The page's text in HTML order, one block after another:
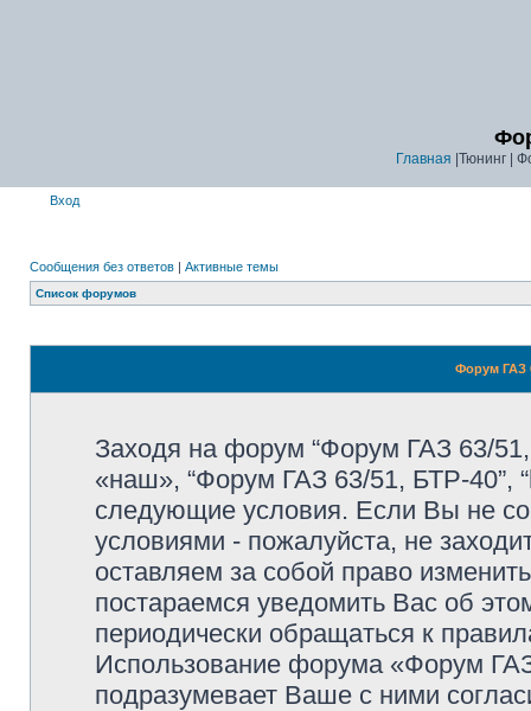
Главная |Тюнинг |
Вход
Сообщения без ответов | Активные темы
Список форумов
Форум ГАЗ
Заходя на форум “Форум ГАЗ 63/
«наш», “Форум ГАЗ 63/51, БТР-40”,
следующие условия. Если Вы не
условиями - пожалуйста, не
оставляем за собой право
постараемся уведомить Вас об
периодически обращаться к
Использование форума «Форум
подразумевает Ваше с ними